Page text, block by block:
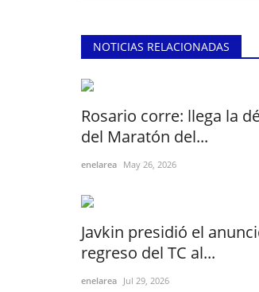
NOTICIAS RELACIONADAS
Rosario corre: llega la
del Maratón del...
enelarea May 26, 2026
Javkin presidió el
regreso del TC al...
enelarea Jul 29, 2026